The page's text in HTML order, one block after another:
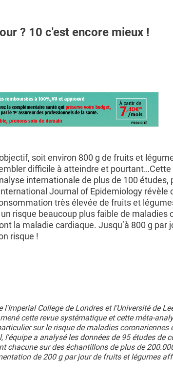
? 10 c'est encore mieux !
soit environ 800 g de fruits et
difficile à atteindre et pourtant…Cette
internationale de plus de 100 études,
Journal of Epidemiology révèle
très élevée de fruits et
un risque beaucoup plus faible de maladies
la maladie cardiaque. Jusqu’à 800 g par
risque !
College de Londres et l'Université de
cette revue systématique et cette méta-
sur le risque de maladies coronariennes
l'équipe a analysé les données de 95 études de
chacune sur des échantillons de plus de
de 200 g par jour de fruits et légumes